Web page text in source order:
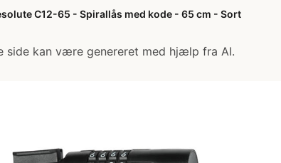
C12-65 - Spirallås med kode - 65 cm - Sort
side kan være genereret med hjælp fra AI.